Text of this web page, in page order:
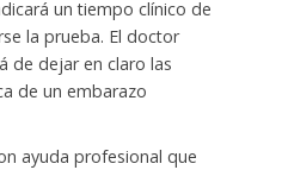
un tiempo clínico de
la prueba. El doctor
de dejar en claro las
de un embarazo
ayuda profesional que